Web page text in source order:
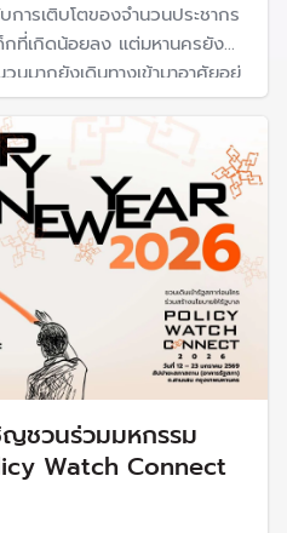
ารเติบโตของจำนวนประชากร
ที่เกิดน้อยลง แต่มหานครยัง
นมากยังเดินทางเข้ามาอาศัยอยู่
นฉบับนี้พาไปดูการเคลื่อนย้าย
ชวนร่วมมหกรรม
Watch Connect